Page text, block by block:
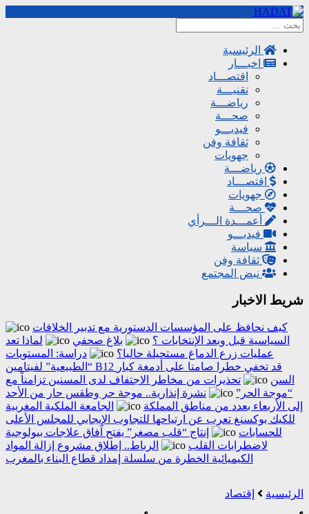
الرئيسية
اخبـــار
اقتصـــاد
تقنيـــة
رياضـــة
صحـــة
فيديـــو
ثقافة وفن
جهويات
رياضـــة
اقتصـــاد
جهويات
صحـــة
أعمـــدة الـــرأي
فيديـــو
سياسة
ثقافة وفن
نبض المجتمع
شريط الاخبار
كيف نحافظ على المؤسسات الدستورية مع تدبير الخلافات
السياسية قبل وبعد الإنتخابات ؟
بلاغ صحفي
لماذا تعد
عمليات زرع الدماغ مستحيلة حاليا؟
دراسة: المستويات
“الطبيعية” لفيتامين B12 قد تخفي خطرا صامتا على أدمغة كبار
السن
تحذيرات من مخاطر الاجتفاف لدى المسنين تزامناً مع
“موجة الحر”
نشرة إنذارية.. موجة حر وطقس حار من الأحد
إلى الأربعاء بعدد من مناطق المملكة
الجامعة الملكية المغربية
للكيك بوكسنغ تعرب عن ارتياحها للتجاوب الإيجابي للمجلس الأعلى
للحسابات
إنتاج “قلب مصغر” يفتح آفاق علاجات بيولوجية
لاضطرابات القلب
الرباط.. إطلاق مشروع إزالة المواد
الكيميائية الخطرة من سلسلة إمداد قطاع البناء بالمغرب
الرئيسية إقتصاد